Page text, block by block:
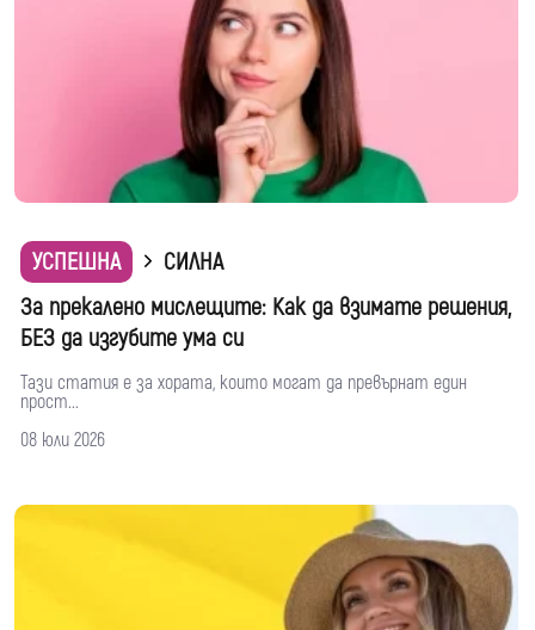
УСПЕШНА
СИЛНА
За прекалено мислещите: Как да взимате решения,
БЕЗ да изгубите ума си
Тази статия е за хората, които могат да превърнат един
прост...
08 юли 2026